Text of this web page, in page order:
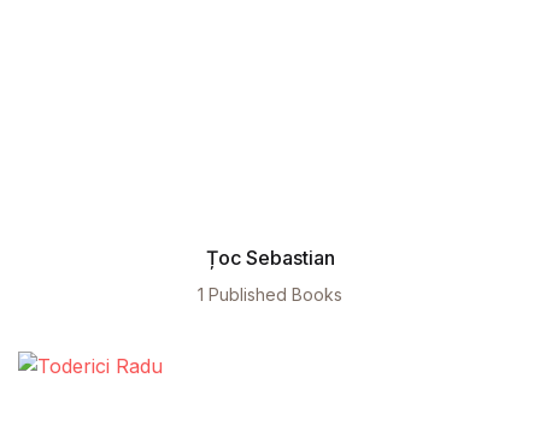
Țoc Sebastian
1 Published Books